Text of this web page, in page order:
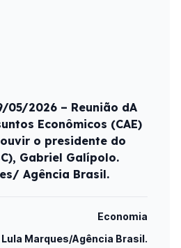
05/2026 – Reunião dA
Econômicos (CAE)
o presidente do
Gabriel Galípolo.
Agência Brasil.
Economia
Lula Marques/Agência Brasil.